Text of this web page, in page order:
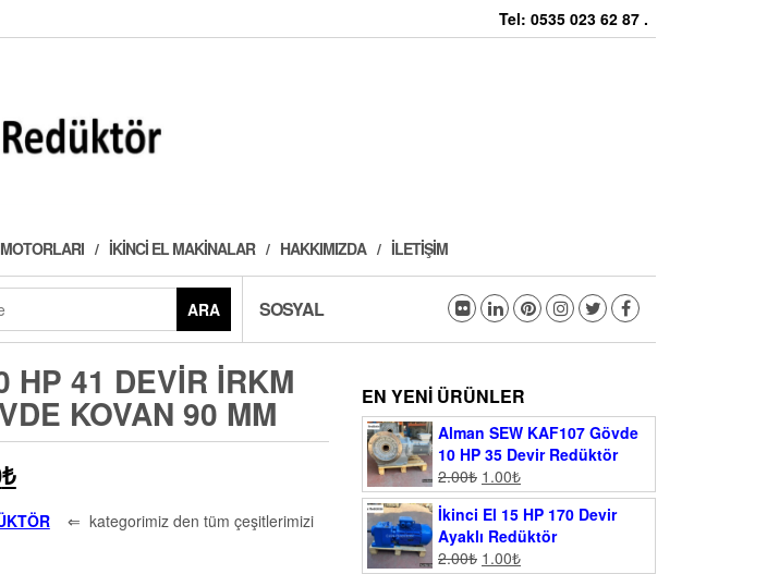
Tel: 0535 023 62 87 .
İKINCI EL MAKINALAR HAKKIMIZDA İLETIŞIM
ARA SOSYAL
HP 41 DEVIR İRKM
KOVAN 90 MM
₺
⇐ kategorimiz den tüm çeşitlerimizi
EN YENI ÜRÜNLER
Alman SEW KAF107 Gövde
10 HP 35 Devir Redüktör
2.00₺ 1.00₺
İkinci El 15 HP 170 Devir
Ayaklı Redüktör
2.00₺ 1.00₺